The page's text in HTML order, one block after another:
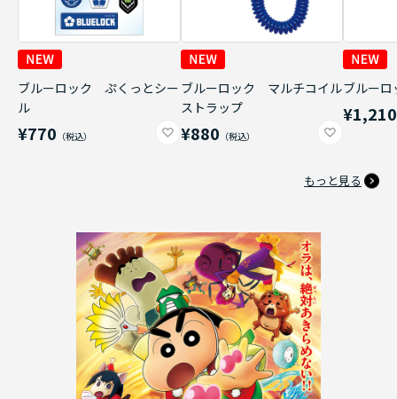
ブルーロック ぷくっとシー
ル
¥770
ブルーロック マルチコイル
ストラップ
¥880
ブルー
¥1,210
もっと見る